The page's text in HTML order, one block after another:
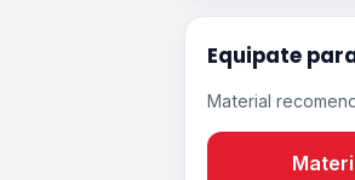
Equipate
Material